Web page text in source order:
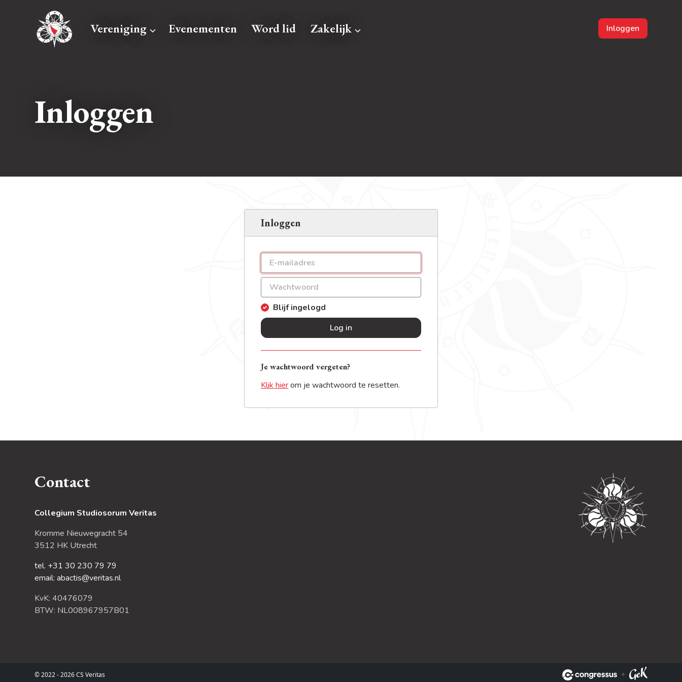
Inloggen
Vereniging Evenementen Word lid Zakelijk
Inloggen
Inloggen
Blijf ingelogd
Log in
Je wachtwoord vergeten?
Klik hierom je wachtwoord te resetten.
Contact
Collegium Studiosorum Veritas
Kromme Nieuwegracht 54
3512 HK Utrecht
tel. +31 30 230 79 79
email: abactis@veritas.nl
KvK: 40476079
BTW: NL008967957B01
© 2022 - 2026 CS Veritas